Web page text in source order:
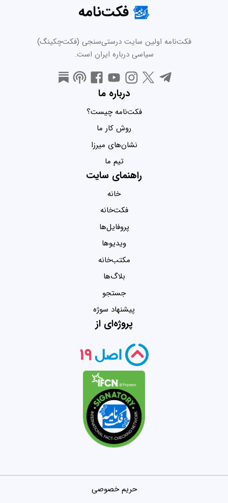
فکت‌نامه
فکت‌نامه اولین سایت درستی‌سنجی (فکت‌چکینگ)
سیاسی درباره ایران است.
درباره ما
فکت‌نامه چیست؟
روش کار ما
نشان‌های میرزا
تیم ما
راهنمای سایت
خانه
فکت‌خانه
پروفایل‌ها
ویدیو‌ها
مکتب‌خانه
بلاگ‌ها
جستجو
پیشنهاد سوژه
پروژه‌ای از
حریم خصوصی